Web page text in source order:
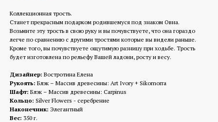
Коллекционная трость.
Станет прекрасным подарком родившемуся под знаком Овна.
Возьмите эту трость в свою руку и вы почувствуете, что она гораздо
легче по сравнению с другими тростями которые вы видели раньше.
Кроме того, вы почувствуете ощутимую разницу при ходьбе. Трость
будет изготовлена по рельефу Вашей ладони, росту и весу.
Дизайнер: Востротина Елена
Рукоять: Блэк – Массив древесины: Art Ivory + Sikomorra
Шафт: Блэк – Массив древесины: Carpinus
Кольцо: Silver Flowers - серебрение
Наконечник: Элегантный
Вес: 350 г.